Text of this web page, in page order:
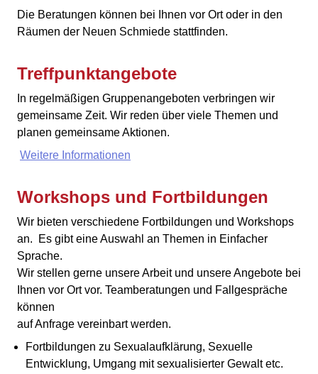
Die Beratungen können bei Ihnen vor Ort oder in den
Räumen der Neuen Schmiede stattfinden.
Treffpunktangebote
In regelmäßigen Gruppenangeboten verbringen wir
gemeinsame Zeit. Wir reden über viele Themen und
planen gemeinsame Aktionen.
Weitere Informationen
Workshops und Fortbildungen
Wir bieten verschiedene Fortbildungen und Workshops
an. Es gibt eine Auswahl an Themen in Einfacher
Sprache.
Wir stellen gerne unsere Arbeit und unsere Angebote bei
Ihnen vor Ort vor. Teamberatungen und Fallgespräche
können
auf Anfrage vereinbart werden.
Fortbildungen zu Sexualaufklärung, Sexuelle
Entwicklung, Umgang mit sexualisierter Gewalt etc.